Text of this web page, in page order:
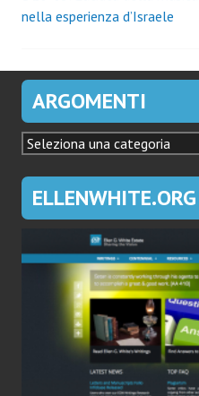
articoli
nella esperienza d’Israele
ARGOMENTI
ARGOMENTI
ELLENWHITE.ORG